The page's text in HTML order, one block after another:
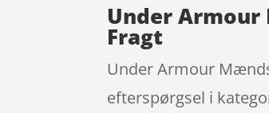
Under Armour
Fragt
Under Armour
efterspørgsel i